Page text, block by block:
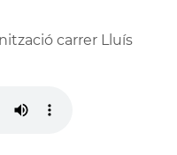
carrer Lluís